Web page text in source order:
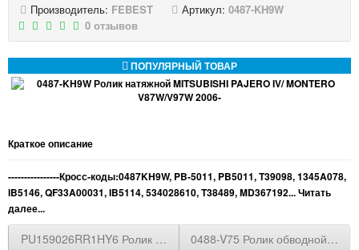
Производитель: FEBEST Артикул: 0487-KH9W
0 отзывов
ПОПУЛЯРНЫЙ ТОВАР
Краткое описание
----------------Кросс-коды:0487KH9W, PB-5011, PB5011, T39098, 1345A078,
IB5146, QF33A00031, IB5114, 534028610, T38489, MD367192...Читать
далее...
PU159026RR1HY6 Ролик обводной ремня поликлин.
0488-V75 Ролик обводной